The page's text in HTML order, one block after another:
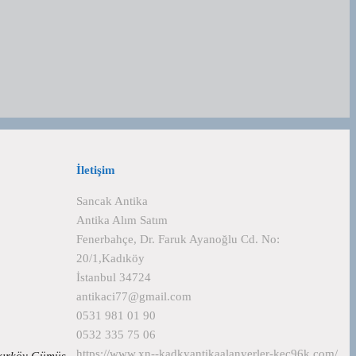
İletişim
Sancak Antika
Antika Alım Satım
Fenerbahçe, Dr. Faruk Ayanoğlu Cd. No:
20/1,Kadıköy
İstanbul 34724
antikaci77@gmail.com
0531 981 01 90
0532 335 75 06